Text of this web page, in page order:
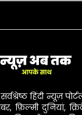
हिंदी न्यूज़
फ़िल्मी दुनियां,